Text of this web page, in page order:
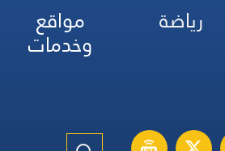
رياضة مواقع
وخدمات